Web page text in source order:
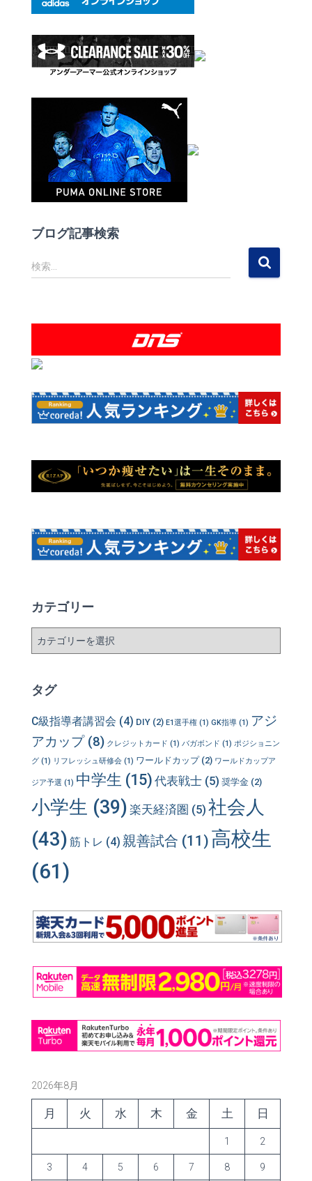
ブログ記事検索
検
索
検索…
カテゴリー
ー
タグ
C級指導者講習会 (4) DIY (2) E1選手権 (1) GK指導 (1) アジ
アカップ(8) クレジットカード (1) バガボンド (1) ポジショニン
グ (1) リフレッシュ研修会 (1) ワールドカップ(2) ワールドカップア
ジア予選 (1) 中学生 (15) 代表戦士 (5) 奨学金 (2)
小学生 (39) 楽天経済圏 (5) 社会人
(43) 筋トレ (4) 親善試合 (11) 高校生
(61)
2026年8月
月 火 水 木 金 土 日
1 2
3 4 5 6 7 8 9